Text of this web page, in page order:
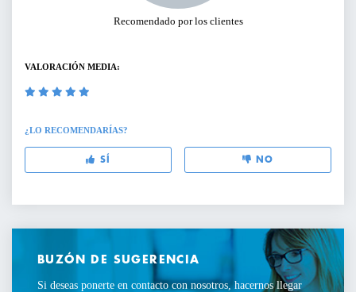
Recomendado por los clientes
VALORACIÓN MEDIA:
¿LO RECOMENDARÍAS?
SÍ NO
BUZÓN DE SUGERENCIA
Si deseas ponerte en contacto con nosotros, hacernos llegar